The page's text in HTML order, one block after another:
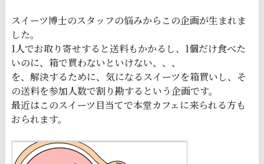
スイーツ博士のスタッフの悩みからこの企画が生まれま
した。
1人でお取り寄せすると送料もかかるし、1個だけ食べた
いのに、箱で買わないといけない、、、
を、解決するために、気になるスイーツを箱買いし、そ
の送料を参加人数で割り勘するという企画です。
最近はこのスイーツ目当てで本堂カフェに来られる方も
おられます。